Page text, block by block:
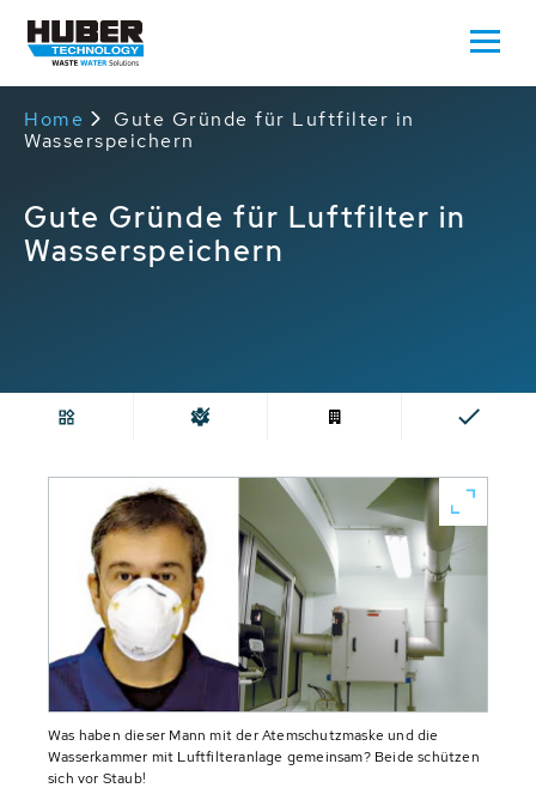
Home
Gute Gründe für Luftfilter in
Wasserspeichern
Gute Gründe für Luftfilter in
Wasserspeichern
Was haben dieser Mann mit der Atemschutzmaske und die
Wasserkammer mit Luftfilteranlage gemeinsam? Beide schützen
sich vor Staub!